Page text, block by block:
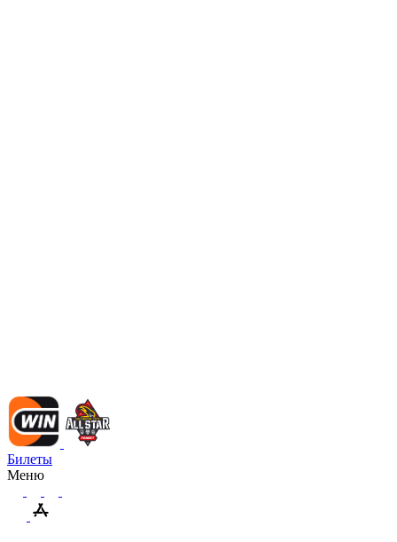
Билеты
Меню